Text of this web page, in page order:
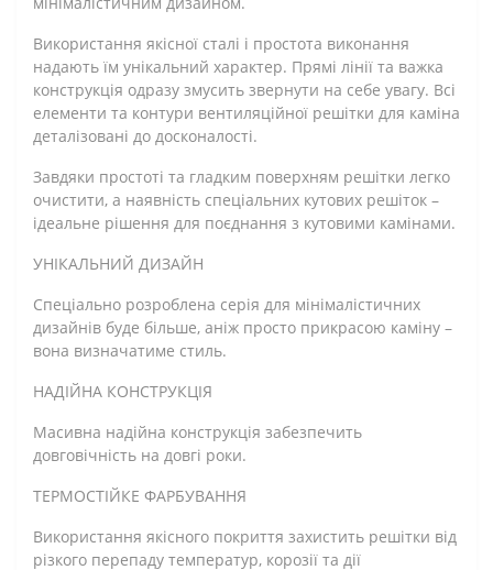
Використання якісної сталі і простота виконання
надають їм унікальний характер. Прямі лінії та важка
конструкція одразу змусить звернути на себе увагу. Всі
елементи та контури вентиляційної решітки для каміна
деталізовані до досконалості.
Завдяки простоті та гладким поверхням решітки легко
очистити, а наявність спеціальних кутових решіток –
ідеальне рішення для поєднання з кутовими камінами.
УНІКАЛЬНИЙ ДИЗАЙН
Спеціально розроблена серія для мінімалістичних
дизайнів буде більше, аніж просто прикрасою каміну –
вона визначатиме стиль.
НАДІЙНА КОНСТРУКЦІЯ
Масивна надійна конструкція забезпечить
довговічність на довгі роки.
ТЕРМОСТІЙКЕ ФАРБУВАННЯ
Використання якісного покриття захистить решітки від
різкого перепаду температур, корозії та дії